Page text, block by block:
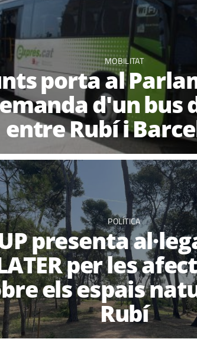
MOBILITAT
porta al
d'un bus
entre Rubí i
POLÍTICA
presenta
per les
els espais
Rubí